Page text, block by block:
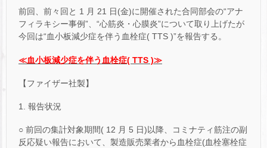
前回、前々回と 1 月 21 日(金)に開催された合同部会の“アナ
フィラキシー事例”、“心筋炎・心膜炎”について取り上げたが
今回は“血小板減少症を伴う血栓症( TTS )”を報告する。
≪血小板減少症を伴う血栓症( TTS )≫
【ファイザー社製】
1. 報告状況
○ 前回の集計対象期間( 12 月 5 日)以降、コミナティ筋注の副
反応疑い報告において、製造販売業者から血栓症(血栓塞栓症